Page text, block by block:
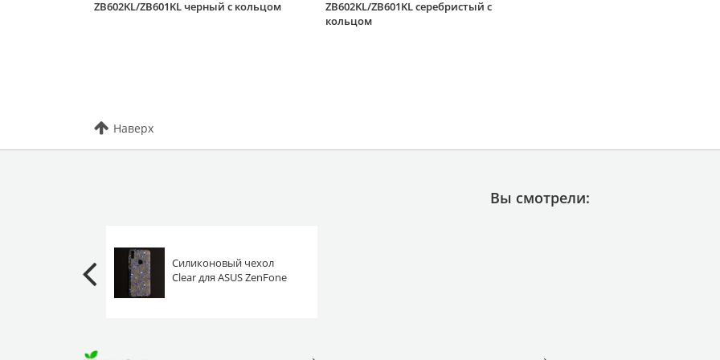
ZB602KL/ZB601KL черный с кольцом
ZB602KL/ZB601KL серебристый с
кольцом
Наверх
Вы смотрели:
Силиконовый чехол
Clear для ASUS ZenFone